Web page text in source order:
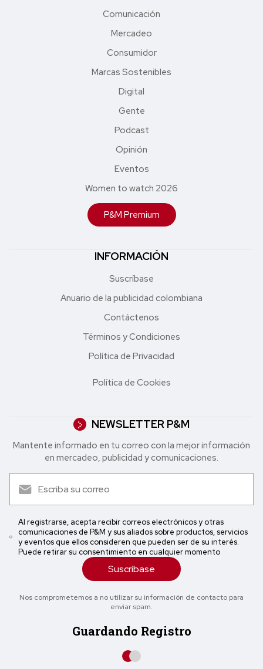
Comunicación
Mercadeo
Consumidor
Marcas Sostenibles
Digital
Gente
Podcast
Opinión
Eventos
Women to watch 2026
P&M Premium
INFORMACIÓN
Suscríbase
Anuario de la publicidad colombiana
Contáctenos
Términos y Condiciones
Política de Privacidad
Política de Cookies
NEWSLETTER P&M
Mantente informado en tu correo con la mejor in formación
en mercadeo, publicidad y comunicaciones.
Al registrarse, acepta recibir correos electrónicos y otras
comunicaciones de P&M y sus aliados sobre productos, servicios
y eventos que ellos consideren que pueden ser de su interés.
Puede retirar su consentimiento en cualquier momento
Suscríbase
Nos comprometemos a no utilizar su información de contacto para
enviar spam.
Guardando Registro